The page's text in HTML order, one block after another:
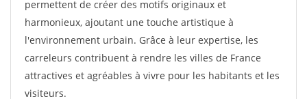
permettent de créer des motifs originaux et
harmonieux, ajoutant une touche artistique à
l'environnement urbain. Grâce à leur expertise, les
carreleurs contribuent à rendre les villes de France
attractives et agréables à vivre pour les habitants et les
visiteurs.